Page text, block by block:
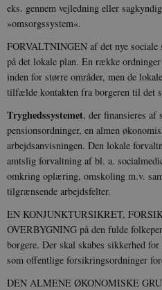
eks. gennem vejledning eller
»omsorgssystem«.
FORVALTNINGEN af det nye
på det lokale plan. En række
inden for større områder, men de
tilfælde kontakten fra borgeren til det
Tryghedssystemet, der finansieres af
pensionsordninger, en almen
arbejdsanvisningen. Den lokale
amtslig forvaltning af bl. a.
omkring oplæring, omskoling m.v.
tilgrænsende arbejdsfelter.
EN KONJUNKTURSIKRET,
OVERBYGNING på den fulde
borgere. Der skal skabes sikkerhed
som offentlige forsikringsordninger
DEN ALMENE ØKONOMISKE